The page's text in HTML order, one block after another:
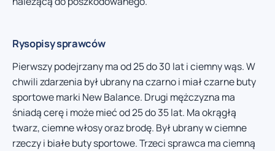
Rysopisy sprawców
Pierwszy podejrzany ma od 25 do 30 lat i ciemny wąs. W
chwili zdarzenia był ubrany na czarno i miał czarne buty
sportowe marki New Balance. Drugi mężczyzna ma
śniadą cerę i może mieć od 25 do 35 lat. Ma okrągłą
twarz, ciemne włosy oraz brodę. Był ubrany w ciemne
rzeczy i białe buty sportowe. Trzeci sprawca ma ciemną